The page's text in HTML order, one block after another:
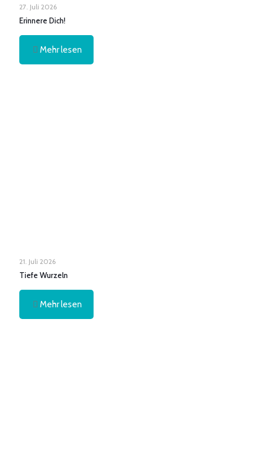
27. Juli 2026
Erinnere Dich!
Mehr lesen
21. Juli 2026
Tiefe Wurzeln
Mehr lesen